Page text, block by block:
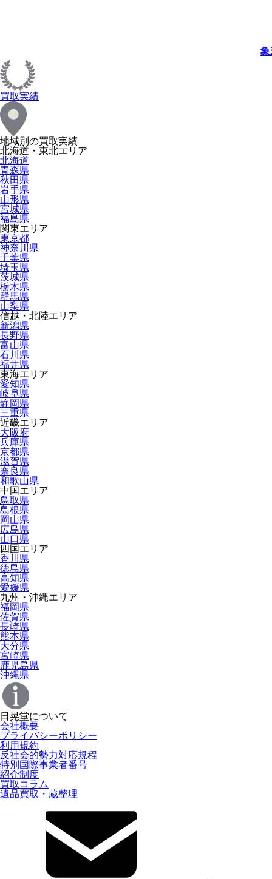
象
買取実績
地域別の買取実績
北海道・東北エリア
北海道
青森県
秋田県
岩手県
山形県
宮城県
福島県
関東エリア
東京都
神奈川県
千葉県
埼玉県
茨城県
栃木県
群馬県
山梨県
信越・北陸エリア
新潟県
長野県
富山県
石川県
福井県
東海エリア
愛知県
岐阜県
静岡県
三重県
近畿エリア
大阪府
兵庫県
京都県
滋賀県
奈良県
和歌山県
中国エリア
鳥取県
島根県
岡山県
広島県
山口県
四国エリア
香川県
徳島県
高知県
愛媛県
九州・沖縄エリア
福岡県
佐賀県
長崎県
熊本県
大分県
宮崎県
鹿児島県
沖縄県
日晃堂について
会社概要
プライバシーポリシー
利用規約
反社会的勢力対応規程
特別国際事業者番号
紹介制度
買取コラム
遺品買取・蔵整理